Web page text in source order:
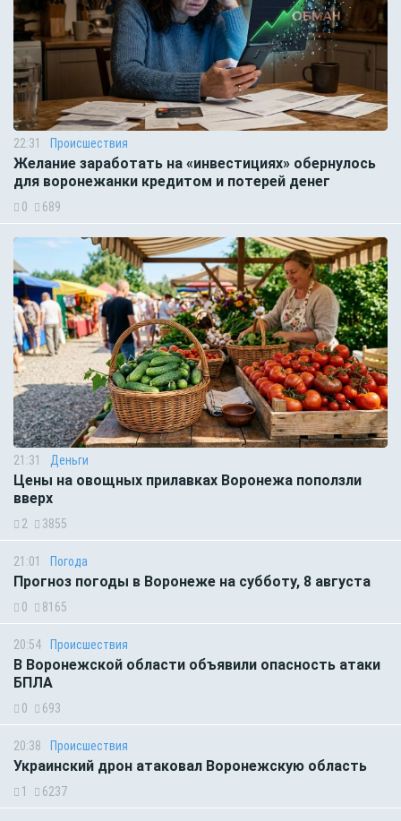
22:31 Происшествия
Желание заработать на «инвестициях» обернулось
для воронежанки кредитом и потерей денег
0 689
21:31 Деньги
Цены на овощных прилавках Воронежа поползли
вверх
2 3855
21:01 Погода
Прогноз погоды в Воронеже на субботу, 8 августа
0 8165
20:54 Происшествия
В Воронежской области объявили опасность атаки
БПЛА
0 693
20:38 Происшествия
Украинский дрон атаковал Воронежскую область
1 6237